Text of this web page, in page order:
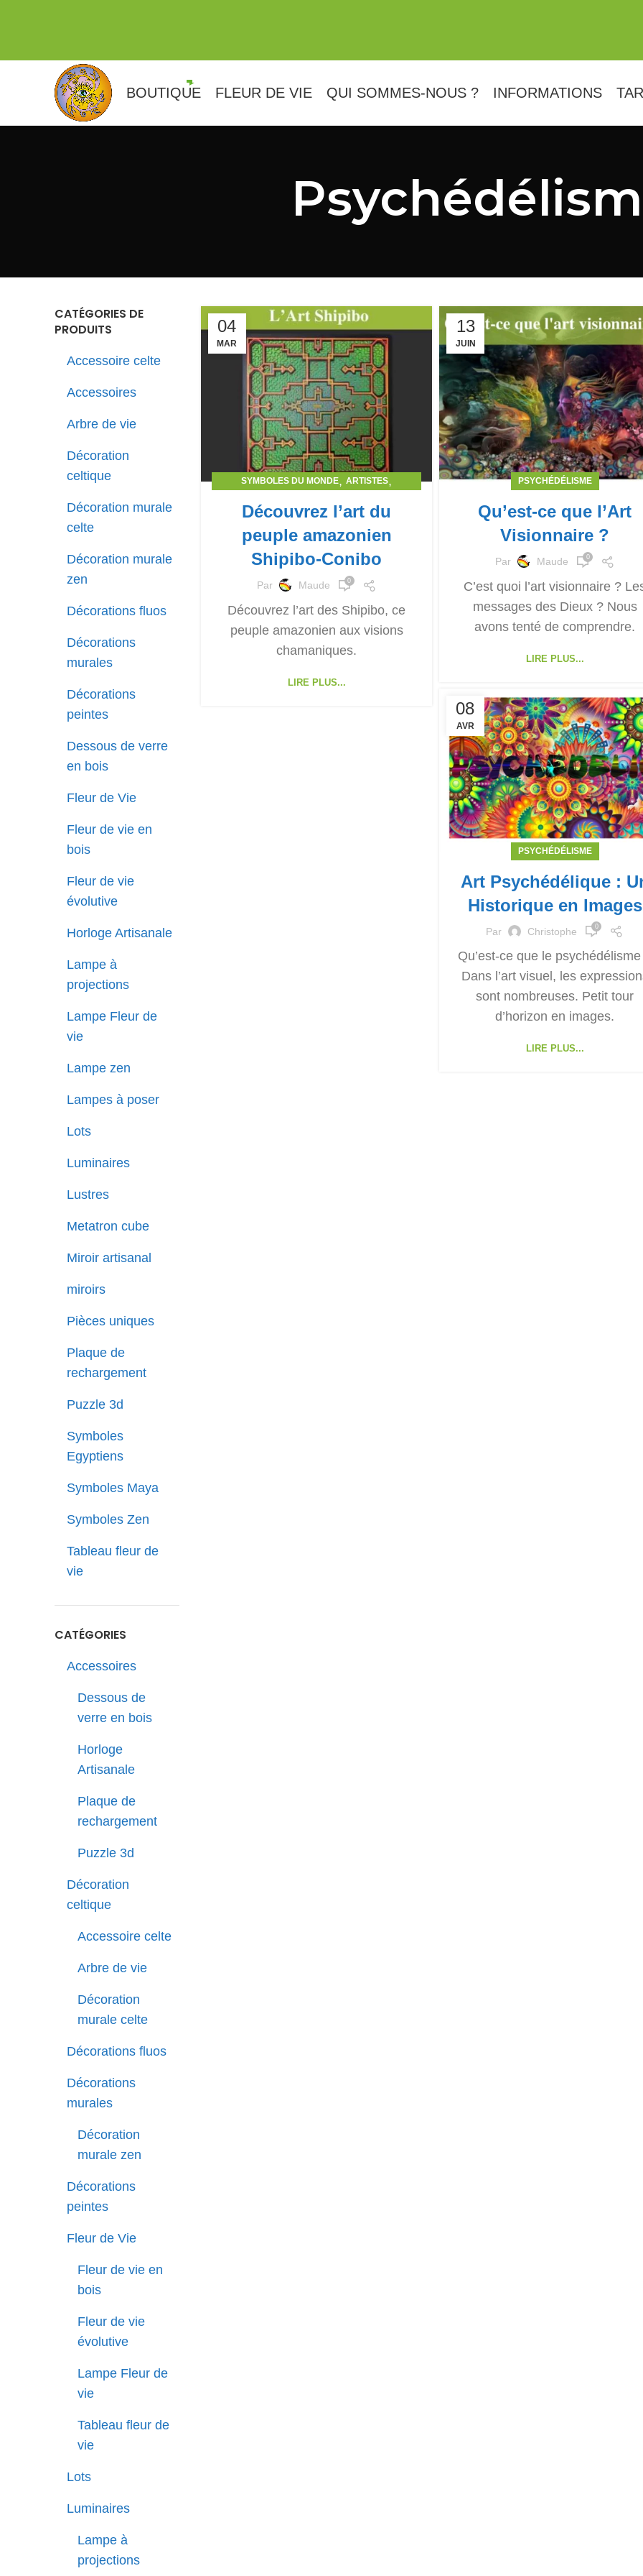
BOUTIQUE FLEUR DE VIE QUI SOMMES-NOUS ? INFORMATIONS
04
MAR
SYMBOLES DU MONDE,ARTISTES,
Découvrez l’art du
peuple amazonien
Shipibo-Conibo
Par Maude 0
Découvrez l’art des Shipibo, ce
peuple amazonien aux visions
chamaniques.
LIRE PLUS...
13
JUIN
PSYCHÉDÉLISME
Qu’est-ce que l’Art
Visionnaire ?
Par Maude 0
C’est quoi l’art visionnaire ?
messages des Dieux ? Nous
avons tenté de comprendre.
LIRE PLUS...
08
AVR
PSYCHÉDÉLISME
Art Psychédélique :
Historique en Images
Par Christophe 0
Qu’est-ce que le
Dans l’art visuel, les
sont nombreuses. Petit tour
d’horizon en images.
LIRE PLUS...
CATÉGORIES DE
PRODUITS
Accessoire celte
Accessoires
Arbre de vie
Décoration
celtique
Décoration murale
celte
Décoration murale
zen
Décorations fluos
Décorations
murales
Décorations
peintes
Dessous de verre
en bois
Fleur de Vie
Fleur de vie en
bois
Fleur de vie
évolutive
Horloge Artisanale
Lampe à
projections
Lampe Fleur de
vie
Lampe zen
Lampes à poser
Lots
Luminaires
Lustres
Metatron cube
Miroir artisanal
miroirs
Pièces uniques
Plaque de
rechargement
Puzzle 3d
Symboles
Egyptiens
Symboles Maya
Symboles Zen
Tableau fleur de
vie
CATÉGORIES
Accessoires
Dessous de
verre en bois
Horloge
Artisanale
Plaque de
rechargement
Puzzle 3d
Décoration
celtique
Accessoire celte
Arbre de vie
Décoration
murale celte
Décorations fluos
Décorations
murales
Décoration
murale zen
Décorations
peintes
Fleur de Vie
Fleur de vie en
bois
Fleur de vie
évolutive
Lampe Fleur de
vie
Tableau fleur de
vie
Lots
Luminaires
Lampe à
projections